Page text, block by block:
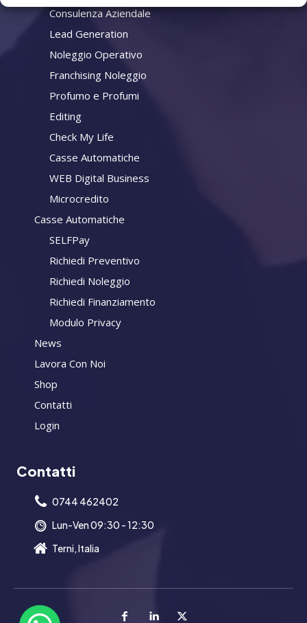
Consulenza Aziendale
Lead Generation
Noleggio Operativo
Franchising Noleggio
Profumo e Profumi
Editing
Check My Life
Casse Automatiche
WEB Digital Business
Microcredito
Casse Automatiche
SELFPay
Richiedi Preventivo
Richiedi Noleggio
Richiedi Finanziamento
Modulo Privacy
News
Lavora Con Noi
Shop
Contatti
Login
Contatti
0744 462402
Lun-Ven 09:30 - 12:30
Terni, Italia